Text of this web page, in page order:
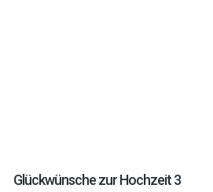
Glückwünsche zur Hochzeit 3